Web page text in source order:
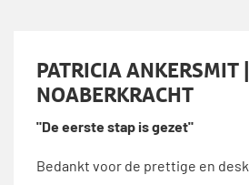
PATRICIA ANKERSMIT |
NOABERKRACHT
"De eerste stap is gezet"
Bedankt voor de prettige en